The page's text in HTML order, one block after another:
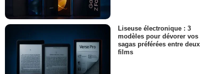
Liseuse électronique : 3
modèles pour dévorer vos
sagas préférées entre deux
films